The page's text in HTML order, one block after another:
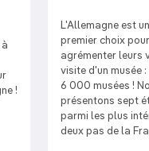
!
L'Allemagne est
premier choix
agrémenter leurs
visite d'un musée
6 000 musées !
présentons sept
parmi les plus
deux pas de la